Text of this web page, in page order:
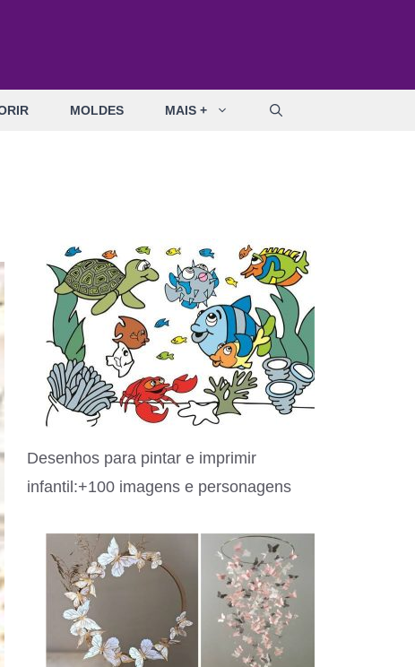
MOLDES MAIS +
Desenhos para pintar e imprimir
infantil:+100 imagens e personagens